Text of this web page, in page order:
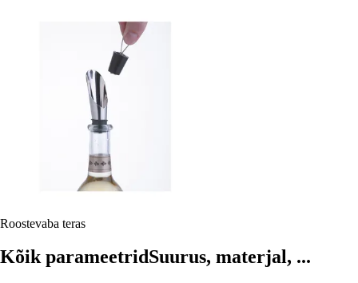
Roostevaba teras
Kõik parameetridSuurus, materjal, ...